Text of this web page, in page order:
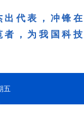
代表，冲锋
者，为我国科
五